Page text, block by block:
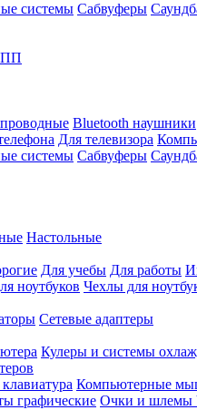
системы Сабвуферы
Bluetooth наушники
Для телевизора
системы Сабвуферы
Настольные
Для учебы Для работы
ноутбуков Чехлы для
Сетевые адаптеры
Кулеры и системы
Компьютерные
графические Очки и шлемы